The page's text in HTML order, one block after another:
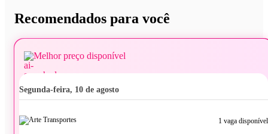
Recomendados para você
Melhor preço disponível
segunda-feira, 10 de agosto
1 vaga disponível